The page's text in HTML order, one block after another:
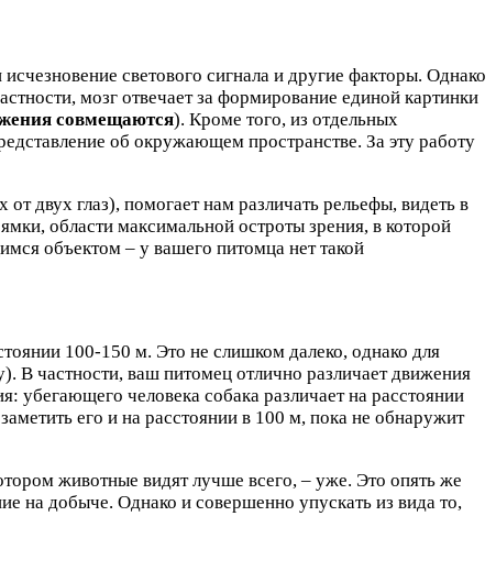
светового сигнала и другие факторы. Однако
мозг отвечает за формирование единой картинки
совмещаются). Кроме того, из отдельных
об окружающем пространстве. За эту работу
двух глаз), помогает нам различать рельефы, видеть в
области максимальной остроты зрения, в которой
объектом – у вашего питомца нет такой
100-150 м. Это не слишком далеко, однако для
В частности, ваш питомец отлично различает движения
убегающего человека собака различает на расстоянии
его и на расстоянии в 100 м, пока не обнаружит
животные видят лучше всего, – уже. Это опять же
на добыче. Однако и совершенно упускать из вида то,